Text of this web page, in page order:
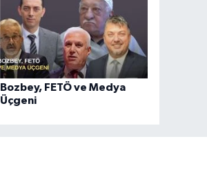
Bozbey, FETÖ ve Medya
Üçgeni